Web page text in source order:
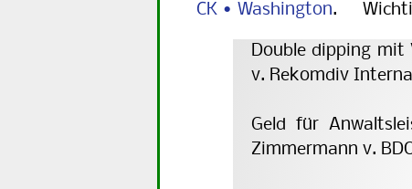
CK • Washington.
Double dipping mit
v. Rekomdiv
Geld für
Zimmermann v.